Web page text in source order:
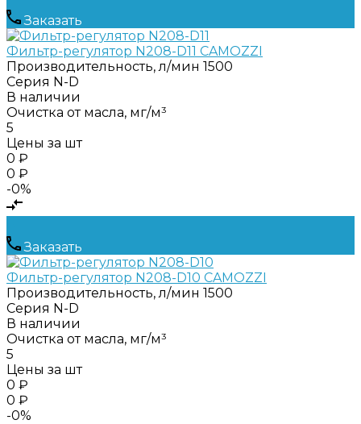
Заказать
Фильтр-регулятор N208-D11 CAMOZZI
Производительность, л/мин 1500
Серия N-D
В наличии
Очистка от масла, мг/м³
5
Цены за шт
0 ₽
0 ₽
-0%
Заказать
Фильтр-регулятор N208-D10 CAMOZZI
Производительность, л/мин 1500
Серия N-D
В наличии
Очистка от масла, мг/м³
5
Цены за шт
0 ₽
0 ₽
-0%